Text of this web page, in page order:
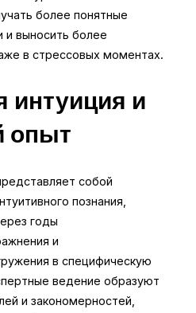
более понятные
и выносить более
в стрессовых моментах.
интуиция и
опыт
собой
познания,
годы
и
в специфическую
ведение образуют
и закономерностей,